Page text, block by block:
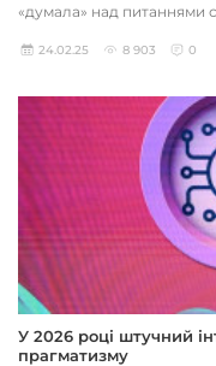
«думала» над питаннями
24.02.25 8 903 0
У 2026 році штучний
прагматизму